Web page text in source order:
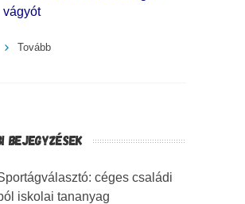
vágyót
Tovább
BEJEGYZÉSEK
céges családi
iskolai tananyag